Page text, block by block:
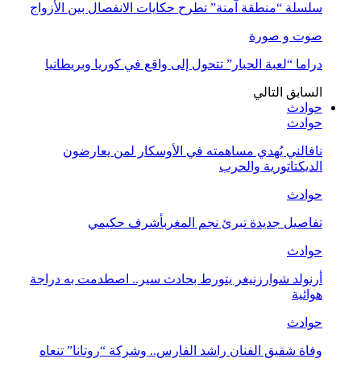
سلسلة “منطقة آمنة” تطرح حكايات الانفصال بين الأزواج
صوت و صورة
دراما “لعبة الحبار” تتحول إلى واقع في كوريا وبريطانيا
السابق التالي
حوادث
حوادث
نافالني يُهدي مساهمته في الأوسكار لمن يعارضون
الديكتاتورية والحرب
حوادث
تفاصيل جديدة تبرئ نجم المغربأشرف حكيمي
حوادث
أرنولد شوارزنيغر يتورط بحادث سير.. اصطدمت به دراجة
هوائية
حوادث
وفاة شقيق الفنان راشد الفارس.. وشركة “روتانا” تنعاه